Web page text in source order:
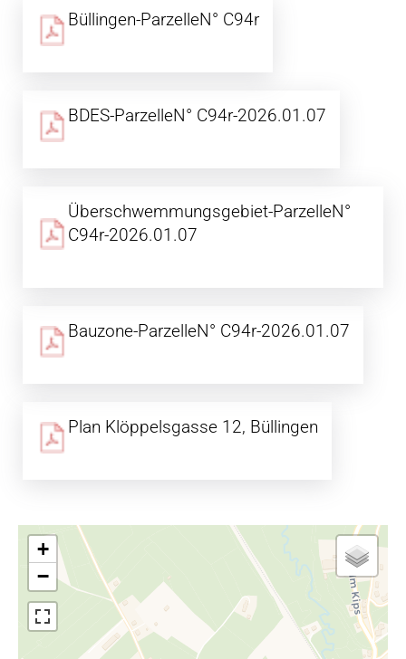
Büllingen-ParzelleN° C94r
BDES-ParzelleN° C94r-2026.01.07
Überschwemmungsgebiet-ParzelleN°
C94r-2026.01.07
Bauzone-ParzelleN° C94r-2026.01.07
Plan Klöppelsgasse 12, Büllingen
+
−